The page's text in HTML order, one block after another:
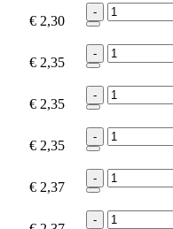
€ 2,30
-
€ 2,35
-
€ 2,35
-
€ 2,35
-
€ 2,37
-
-